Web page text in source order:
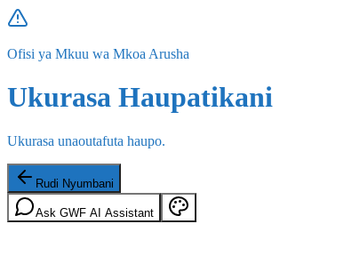
Ofisi ya Mkuu wa Mkoa Arusha
Ukurasa Haupatikani
Ukurasa unaoutafuta haupo.
Rudi Nyumbani
Ask GWF AI Assistant